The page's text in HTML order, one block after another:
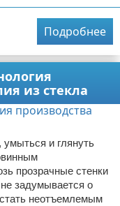
Подробнее
из стекла
умыться и глянуть
прозрачные стенки
задумывается о
неотъемлемым